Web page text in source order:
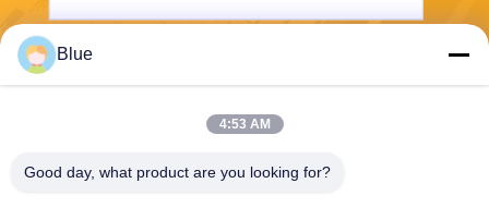
Blue
4:53 AM
Good day, what product are you looking for?